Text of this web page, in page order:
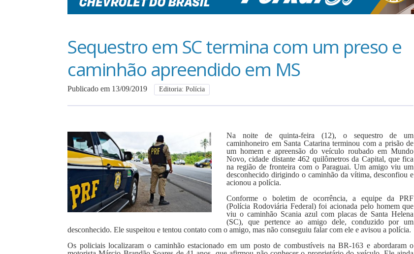
Sequestro em SC termina com um preso e
caminhão apreendido em MS
Publicado em 13/09/2019 Editoria: Polícia
Na noite de quinta-feira (12), o sequestro de um
caminhoneiro em Santa Catarina terminou com a prisão de
um homem e apreensão do veículo roubado em Mundo
Novo, cidade distante 462 quilômetros da Capital, que fica
na região de fronteira com o Paraguai. Um amigo viu um
desconhecido dirigindo o caminhão da vítima, desconfiou e
acionou a polícia.
Conforme o boletim de ocorrência, a equipe da PRF
(Polícia Rodoviária Federal) foi acionada pelo homem que
viu o caminhão Scania azul com placas de Santa Helena
(SC), que pertence ao amigo dele, conduzido por um
desconhecido. Ele suspeitou e tentou contato com o amigo, mas não conseguiu falar com ele e avisou a polícia.
Os policiais localizaram o caminhão estacionado em um posto de combustíveis na BR-163 e abordaram o